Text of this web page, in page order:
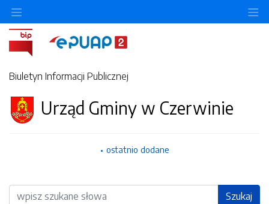
Biuletyn Informacji Publicznej
Urząd Gminy w Czerwinie
ostatnio dodane
Wyszukiwarka Szukaj